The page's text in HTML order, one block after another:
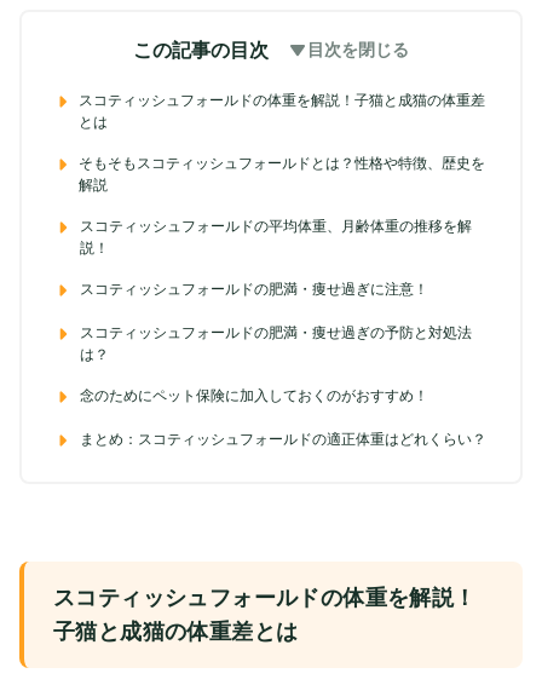
この記事の目次 目次を閉じる
スコティッシュフォールドの体重を解説！子猫と成猫の体重差
とは
そもそもスコティッシュフォールドとは？性格や特徴、歴史を
解説
スコティッシュフォールドの平均体重、月齢体重の推移を解
説！
スコティッシュフォールドの肥満・痩せ過ぎに注意！
スコティッシュフォールドの肥満・痩せ過ぎの予防と対処法
は？
念のためにペット保険に加入しておくのがおすすめ！
まとめ：スコティッシュフォールドの適正体重はどれくらい？
スコティッシュフォールドの体重を解説！
子猫と成猫の体重差とは